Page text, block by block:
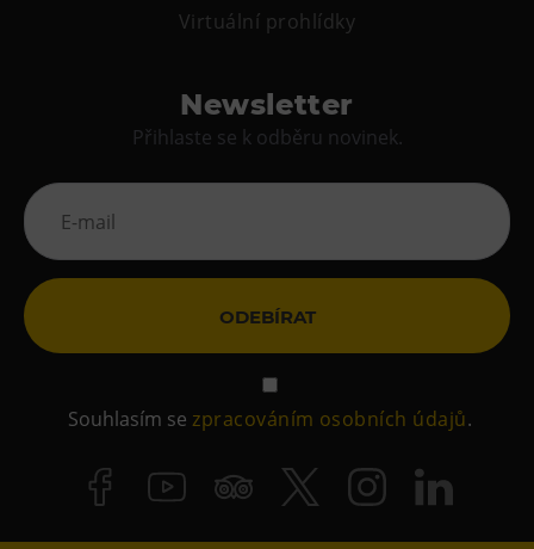
Virtuální prohlídky
Newsletter
Přihlaste se k odběru novinek.
ODEBÍRAT
Souhlasím sezpracováním osobních údajů.